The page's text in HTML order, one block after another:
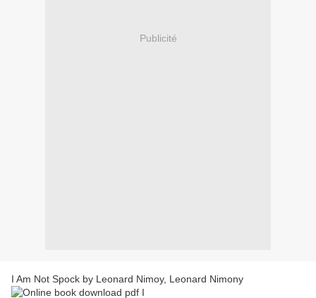
Publicité
I Am Not Spock by Leonard Nimoy, Leonard Nimony